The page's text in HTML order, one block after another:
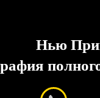
Нью